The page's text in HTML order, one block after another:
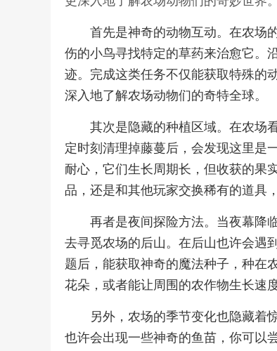
首先是神奇的动物互动。在农场
伤的小鸟寻找特定的草药来治愈它。
迹。完成这类任务不仅能获取特殊的
深入地了解农场动物们的奇特全球。
其次是隐藏的种植区域。在农场
定时刻清理掉藤蔓后，会发现这里是
耐心，它们生长周期长，但收获的果
品，还是和其他玩家交换稀有的道具
再者是夜间探险方法。当夜幕降
去寻觅农场的后山。在后山也许会遇
题后，能获取神奇的魔法种子，种在
花朵，或者能让周围的农作物生长速
另外，农场的季节变化也隐藏着
也许会出现一些神奇的鱼苗，你可以